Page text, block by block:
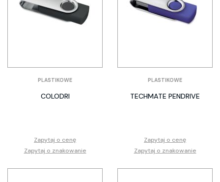
PLASTIKOWE
COLODRI
Zapytaj o cenę
Zapytaj o znakowanie
PLASTIKOWE
TECHMATE PENDRIVE
Zapytaj o cenę
Zapytaj o znakowanie